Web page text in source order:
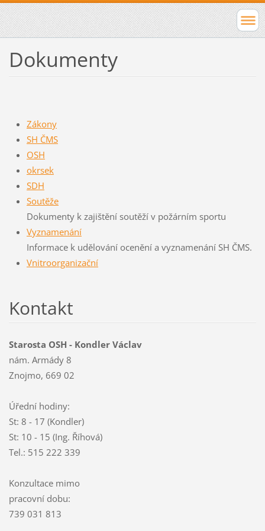
Dokumenty
Zákony
SH ČMS
OSH
okrsek
SDH
Soutěže
Dokumenty k zajištění soutěží v požárním sportu
Vyznamenání
Informace k udělování ocenění a vyznamenání SH ČMS.
Vnitroorganizační
Kontakt
Starosta OSH - Kondler Václav
nám. Armády 8
Znojmo, 669 02
Úřední hodiny:
St: 8 - 17 (Kondler)
St: 10 - 15 (Ing. Říhová)
Tel.: 515 222 339
Konzultace mimo
pracovní dobu:
739 031 813